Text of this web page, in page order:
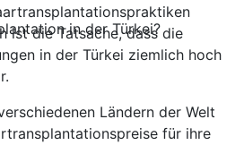
in der Türkei?
ist die Tatsache, dass die
in der Türkei ziemlich hoch
Ländern der Welt
für ihre